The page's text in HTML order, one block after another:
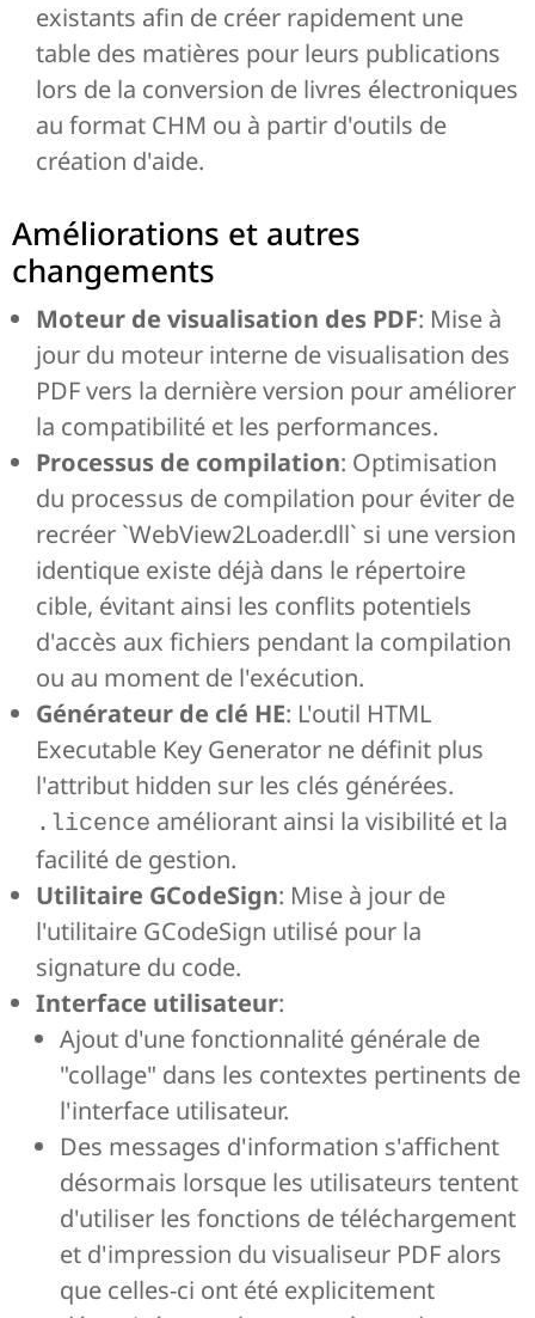
existants afin de créer rapidement une
table des matières pour leurs publications
lors de la conversion de livres électroniques
au format CHM ou à partir d'outils de
création d'aide.
Améliorations et autres
changements
Moteur de visualisation des PDF: Mise à
jour du moteur interne de visualisation des
PDF vers la dernière version pour améliorer
la compatibilité et les performances.
Processus de compilation: Optimisation
du processus de compilation pour éviter de
recréer `WebView2Loader.dll` si une version
identique existe déjà dans le répertoire
cible, évitant ainsi les conflits potentiels
d'accès aux fichiers pendant la compilation
ou au moment de l'exécution.
Générateur de clé HE: L'outil HTML
Executable Key Generator ne définit plus
l'attribut hidden sur les clés générées.
.licence améliorant ainsi la visibilité et la
facilité de gestion.
Utilitaire GCodeSign: Mise à jour de
l'utilitaire GCodeSign utilisé pour la
signature du code.
Interface utilisateur:
Ajout d'une fonctionnalité générale de
"collage" dans les contextes pertinents de
l'interface utilisateur.
Des messages d'information s'affichent
désormais lorsque les utilisateurs tentent
d'utiliser les fonctions de téléchargement
et d'impression du visualiseur PDF alors
que celles-ci ont été explicitement